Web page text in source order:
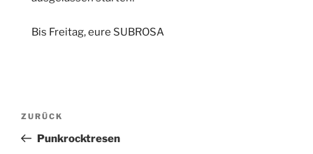
Bis Freitag, eure SUBROSA
Beitragsnavigation
Vorheriger
Beitrag
ZURÜCK
Punkrocktresen